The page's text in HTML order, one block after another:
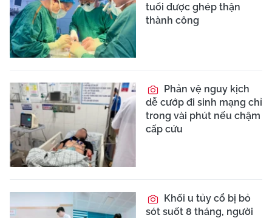
tuổi được ghép thận
thành công
Phản vệ nguy kịch
dễ cướp đi sinh mạng chỉ
trong vài phút nếu chậm
cấp cứu
Khối u tủy cổ bị bỏ
sót suốt 8 tháng, người